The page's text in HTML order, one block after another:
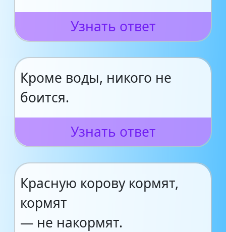
Узнать ответ
Кроме воды, никого не
боится.
Узнать ответ
Красную корову кормят,
кормят
— не накормят.